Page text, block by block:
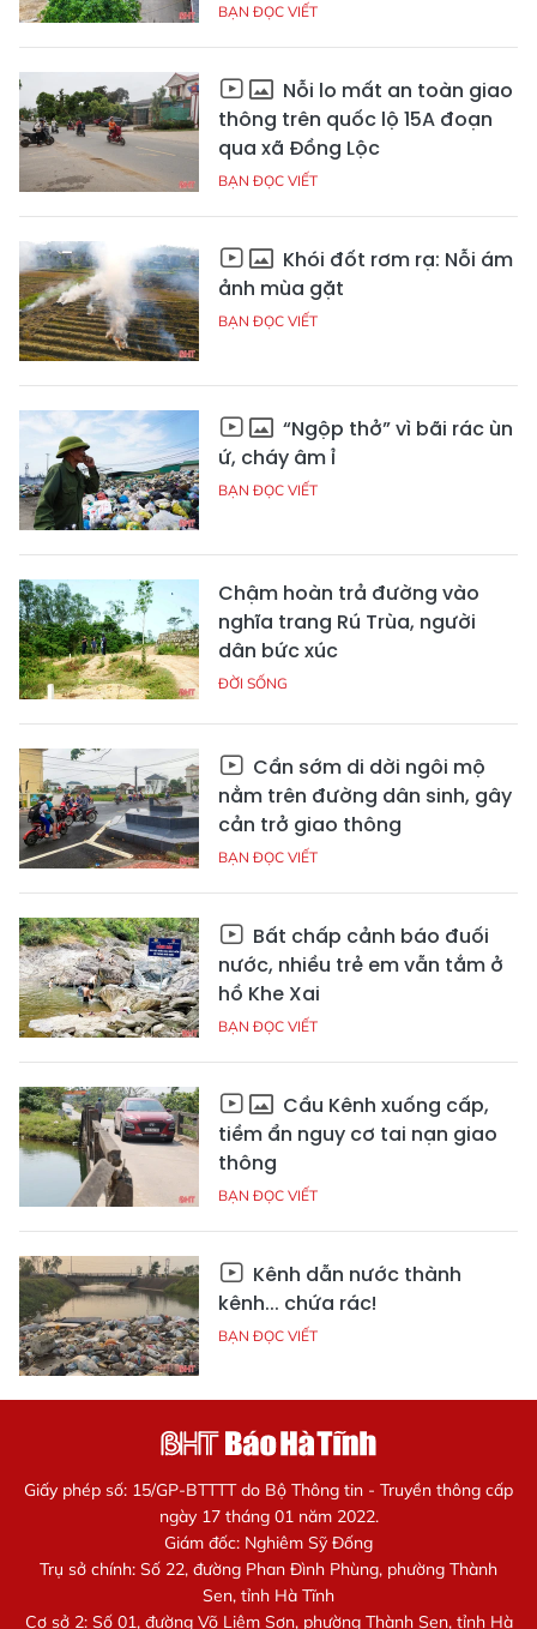
BẠN ĐỌC VIẾT
Nỗi lo mất an toàn giao
thông trên quốc lộ 15A đoạn
qua xã Đồng Lộc
BẠN ĐỌC VIẾT
Khói đốt rơm rạ: Nỗi ám
ảnh mùa gặt
BẠN ĐỌC VIẾT
“Ngộp thở” vì bãi rác ùn
ứ, cháy âm ỉ
BẠN ĐỌC VIẾT
Chậm hoàn trả đường vào
nghĩa trang Rú Trùa, người
dân bức xúc
ĐỜI SỐNG
Cần sớm di dời ngôi mộ
nằm trên đường dân sinh, gây
cản trở giao thông
BẠN ĐỌC VIẾT
Bất chấp cảnh báo đuối
nước, nhiều trẻ em vẫn tắm ở
hồ Khe Xai
BẠN ĐỌC VIẾT
Cầu Kênh xuống cấp,
tiềm ẩn nguy cơ tai nạn giao
thông
BẠN ĐỌC VIẾT
Kênh dẫn nước thành
kênh... chứa rác!
BẠN ĐỌC VIẾT
Giấy phép số: 15/GP-BTTTT do Bộ Thông tin - Truyền thông cấp
ngày 17 tháng 01 năm 2022.
Giám đốc: Nghiêm Sỹ Đống
Trụ sở chính: Số 22, đường Phan Đình Phùng, phường Thành
Sen, tỉnh Hà Tĩnh
Cơ sở 2: Số 01, đường Võ Liêm Sơn, phường Thành Sen, tỉnh Hà